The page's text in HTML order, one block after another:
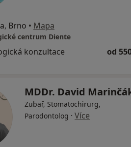
Brno • Mapa
centrum Diente
konzultace od
MDDr. David
Zubař, Stomatochirurg,
Parodontolog · Více